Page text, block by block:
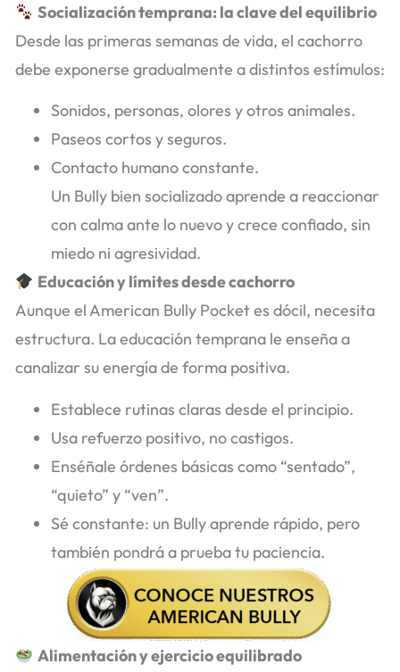
Socialización temprana: la clave del equilibrio
Desde las primeras semanas de vida, el cachorro
debe exponerse gradualmente a distintos estímulos:
Sonidos, personas, olores y otros animales.
Paseos cortos y seguros.
Contacto humano constante.
Un Bully bien socializado aprende a reaccionar
con calma ante lo nuevo y crece confiado, sin
miedo ni agresividad.
Educación y límites desde cachorro
Aunque el American Bully Pocket es dócil, necesita
estructura. La educación temprana le enseña a
canalizar su energía de forma positiva.
Establece rutinas claras desde el principio.
Usa refuerzo positivo, no castigos.
Enséñale órdenes básicas como “sentado”,
“quieto” y “ven”.
Sé constante: un Bully aprende rápido, pero
también pondrá a prueba tu paciencia.
Alimentación y ejercicio equilibrado